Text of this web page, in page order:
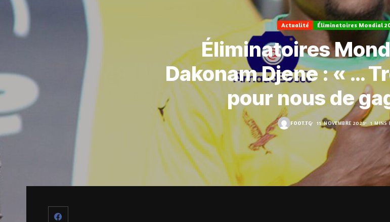
Actualité Éliminatoires Mondial
Éliminatoires
Dakonam Djene : « …
pour nous de
FOOT.TG 15 NOVEMBRE 2023 1 MINS